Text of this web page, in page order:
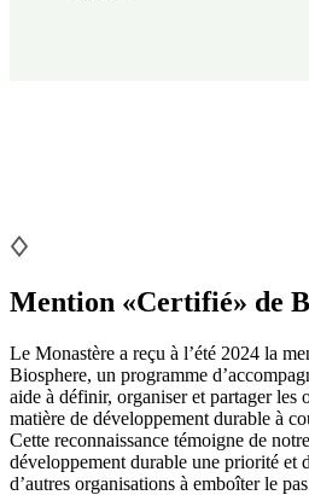
Mention «Certifié» de
Le Monastère a reçu à l’été 2024 la
Biosphere, un programme
aide à définir, organiser et partager les
matière de développement durable à
Cette reconnaissance témoigne de
développement durable une priorité et
d’autres organisations à emboîter le